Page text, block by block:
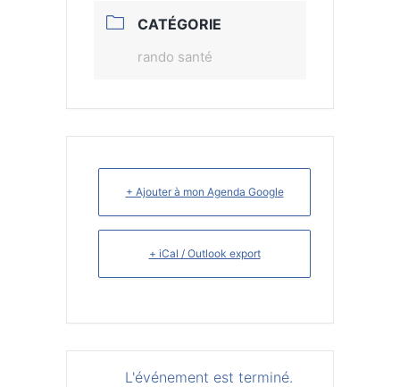
CATÉGORIE
rando santé
+ Ajouter à mon Agenda Google
+ iCal / Outlook export
L'événement est terminé.